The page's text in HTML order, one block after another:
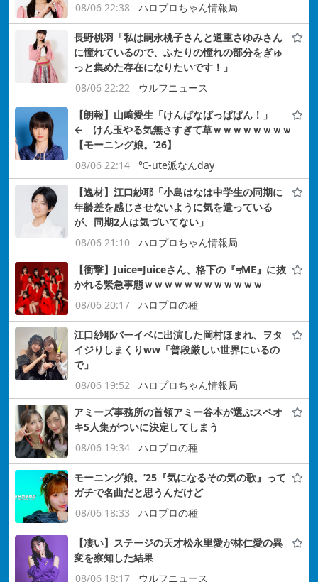
08/06 22:38 ハロプロちゃん情報局
長野桃羽「私は嗣永桃子さんと道重さゆみさん
に憧れているので、ふたりの憧れの部分をぎゅ
っと集めた存在になりたいです！」
08/06 22:22
ウルフニュース
【朗報】山﨑愛生「けんぱなぱっぱぱん！」
← けん玉やる気無さすぎて草ｗｗｗｗｗｗｗｗ
【モーニング娘。’26】
08/06 22:14
℃-ute派なんday
【逸材】江口紗耶「小島はなは中学生の同期に
年齢差を感じさせないように気を遣っている
が、同期2人は気づいてない」
08/06 21:10
ハロプロちゃん情報局
【衝撃】Juice=Juiceさん、格下の『≠ME』に抜
かれる緊急事態ｗｗｗｗｗｗｗｗｗｗｗｗ
08/06 20:17
ハロプロの種
江口紗耶バーイベに出演した岡村ほまれ、ヲタ
イジりしまくりww「普段厳しい世界にいるの
で」
08/06 19:52
ハロプロちゃん情報局
アミーズ事務所の首領アミー谷本が選ぶスペオ
キ5人集がついに決定してしまう
08/06 19:34
ハロプロの種
モーニング娘。’25『気になるその気の歌』って
ガチで名曲だと思うんだけど
08/06 18:33
ハロプロの種
【凄い】ステージの天才松永里愛が林仁愛の異
変を察知した結果
08/06 18:17
ウルフニュース